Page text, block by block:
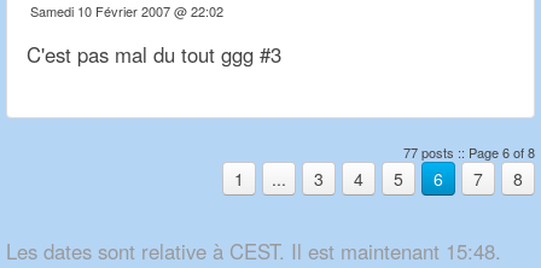
Samedi 10 Février 2007 @ 22:02
C'est pas mal du tout ggg #3
77 posts :: Page 6 of 8
1 ... 3 4 5 6 7 8
Les dates sont relative à CEST. Il est maintenant 15:48.